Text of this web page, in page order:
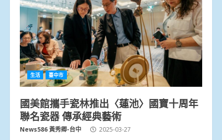
生活 臺中市
國美館攜手瓷林推出〈蓮池〉國寶十周年
聯名瓷器 傳承經典藝術
News586 黃秀卿-台中 2025-03-27